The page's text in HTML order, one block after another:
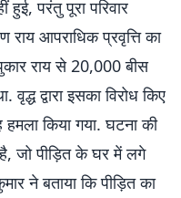
हुई, परंतु पूरा परिवार
आपराधिक प्रवृत्ति का
राय से 20,000 बीस
द्वारा इसका विरोध किए
किया गया. घटना की
जो पीड़ित के घर में लगे
ने बताया कि पीड़ित का